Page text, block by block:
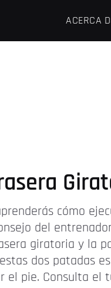
ACERCA
cómo
del
giratoria y la
dos patadas
el pie. Consulta el